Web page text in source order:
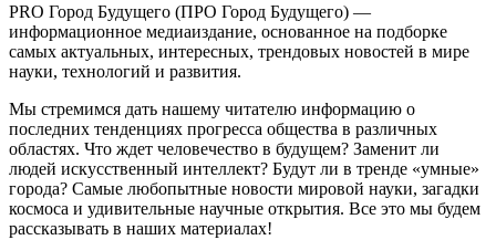
PRO Город Будущего (ПРО Город Будущего) —
информационное медиаиздание, основанное на подборке
самых актуальных, интересных, трендовых новостей в мире
науки, технологий и развития.
Мы стремимся дать нашему читателю информацию о
последних тенденциях прогресса общества в различных
областях. Что ждет человечество в будущем? Заменит ли
людей искусственный интеллект? Будут ли в тренде «умные»
города? Самые любопытные новости мировой науки, загадки
космоса и удивительные научные открытия. Все это мы будем
рассказывать в наших материалах!